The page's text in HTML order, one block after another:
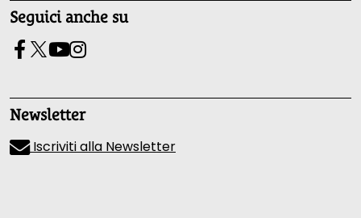
Seguici anche su
Newsletter
Iscriviti alla Newsletter